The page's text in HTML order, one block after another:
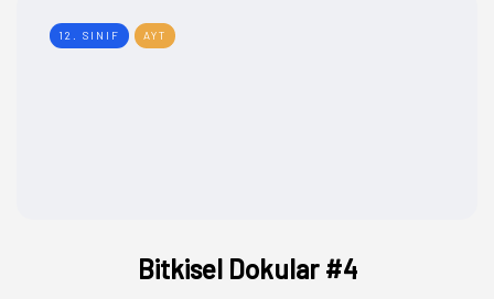
12. SINIF AYT
Bitkisel Dokular #4